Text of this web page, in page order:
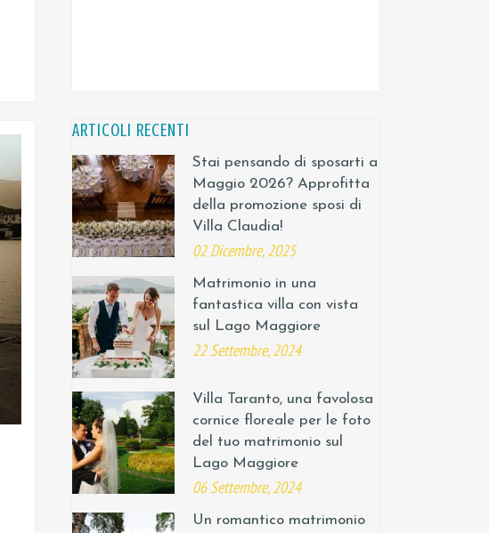
ARTICOLI RECENTI
Stai pensando di sposarti a
Maggio 2026? Approfitta
della promozione sposi di
Villa Claudia!
02 Dicembre, 2025
Matrimonio in una
fantastica villa con vista
sul Lago Maggiore
22 Settembre, 2024
Villa Taranto, una favolosa
cornice floreale per le foto
del tuo matrimonio sul
Lago Maggiore
06 Settembre, 2024
Un romantico matrimonio